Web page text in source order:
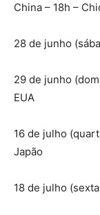
China – 18h –
28 de junho
29 de junho
EUA
16 de julho
Japão
18 de julho